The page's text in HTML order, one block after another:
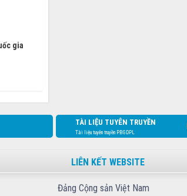
gia
TÀI LIỆU TUYÊN TRUYỀN
Tài liệu tuyên truyền PBGDPL
LIÊN KẾT WEBSITE
Đảng Cộng sản Việt Nam